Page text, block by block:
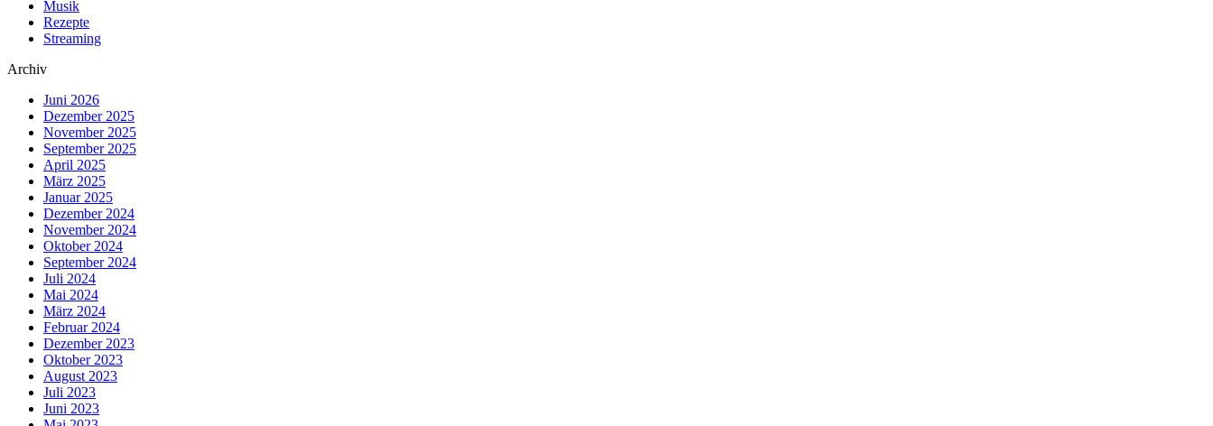
Musik
Rezepte
Streaming
Archiv
Juni 2026
Dezember 2025
November 2025
September 2025
April 2025
März 2025
Januar 2025
Dezember 2024
November 2024
Oktober 2024
September 2024
Juli 2024
Mai 2024
März 2024
Februar 2024
Dezember 2023
Oktober 2023
August 2023
Juli 2023
Juni 2023